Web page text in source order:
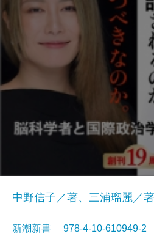
中野信子／著、三浦瑠麗／著
新潮新書 978-4-10-610949-